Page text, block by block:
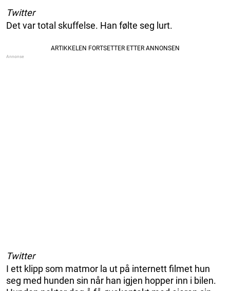
Twitter
Det var total skuffelse. Han følte seg lurt.
Twitter
I ett klipp som matmor la ut på internett filmet hun
seg med hunden sin når han igjen hopper inn i bilen.